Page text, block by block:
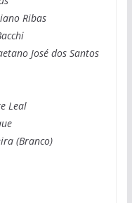
Ribas
José dos Santos
Leal
(Branco)